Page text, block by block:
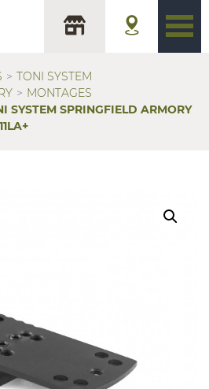
TONI SYSTEM
MONTAGES
SYSTEM SPRINGFIELD ARMORY